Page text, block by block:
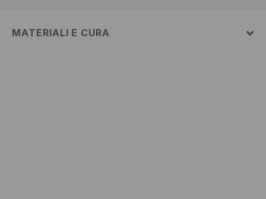
MATERIALI E CURA